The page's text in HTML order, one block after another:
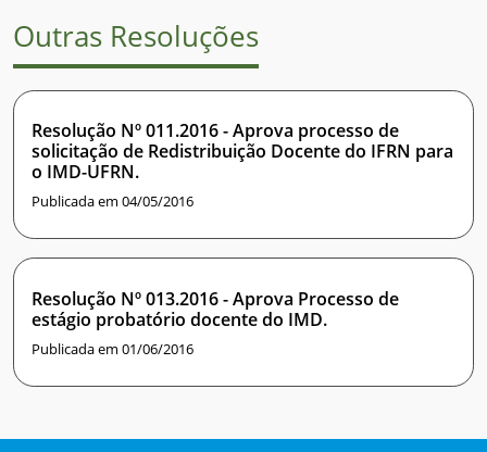
Outras Resoluções
Resolução Nº 011.2016 - Aprova processo de
solicitação de Redistribuição Docente do IFRN para
o IMD-UFRN.
Publicada em 04/05/2016
Resolução Nº 013.2016 - Aprova Processo de
estágio probatório docente do IMD.
Publicada em 01/06/2016